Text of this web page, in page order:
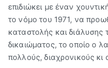
επιδιώκει με έναν
το νόμο του 1971, να
καταστολής και διάλυσης
δικαιώματος, το οποίο ο
πολλούς, διαχρονικούς